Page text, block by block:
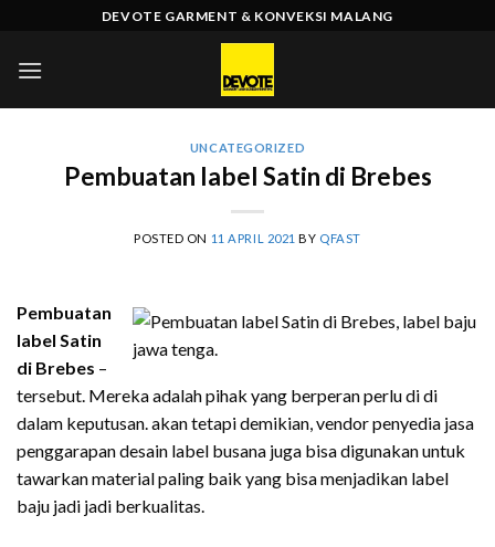
content
DEVOTE GARMENT & KONVEKSI MALANG
UNCATEGORIZED
Pembuatan label Satin di Brebes
POSTED ON 11 APRIL 2021 BY QFAST
Pembuatan
label Satin
di Brebes –
tersebut. Mereka adalah pihak yang berperan perlu di di
dalam keputusan. akan tetapi demikian, vendor penyedia jasa
penggarapan desain label busana juga bisa digunakan untuk
tawarkan material paling baik yang bisa menjadikan label
baju jadi jadi berkualitas.